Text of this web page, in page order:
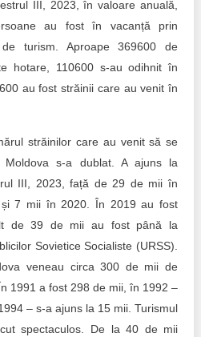
III, 2023, în valoare anuală,
au fost în vacanță prin
turism. Aproape 369600 de
hotare, 110600 s-au odihnit în
au fost străinii care au venit în
străinilor care au venit să se
Moldova s-a dublat. A ajuns la
III, 2023, față de 29 de mii în
7 mii în 2020. În 2019 au fost
de 39 de mii au fost până la
Sovietice Socialiste (URSS).
veneau circa 300 de mii de
1991 a fost 298 de mii, în 1992 –
– s-a ajuns la 15 mii. Turismul
spectaculos. De la 40 de mii